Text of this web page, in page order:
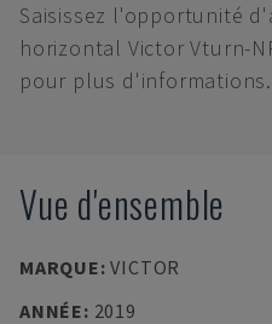
Saisissez l'opportunité
horizontal Victor Vturn-
pour plus d'informations.
Vue d'ensemble
MARQUE:VICTOR
ANNÉE: 2019